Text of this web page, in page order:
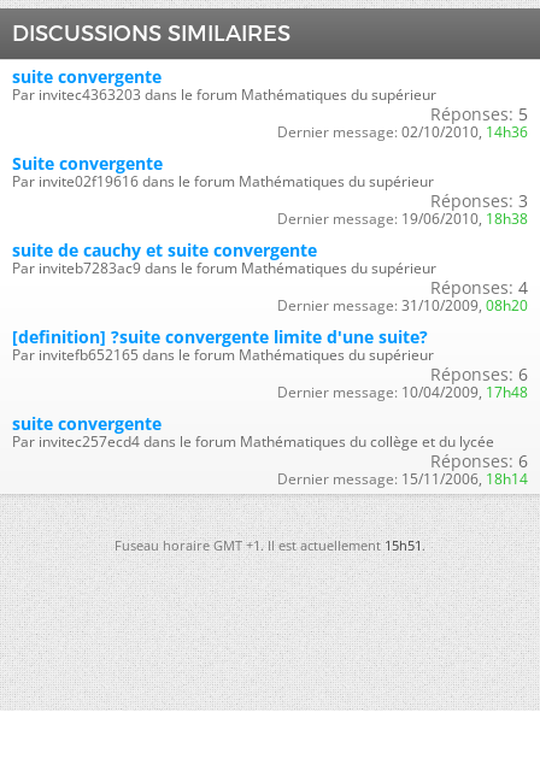
DISCUSSIONS SIMILAIRES
suite convergente
Par invitec4363203 dans le forum Mathématiques du supérieur
Réponses: 5
Dernier message: 02/10/2010, 14h36
Suite convergente
Par invite02f19616 dans le forum Mathématiques du supérieur
Réponses: 3
Dernier message: 19/06/2010, 18h38
suite de cauchy et suite convergente
Par inviteb7283ac9 dans le forum Mathématiques du supérieur
Réponses: 4
Dernier message: 31/10/2009, 08h20
[definition] ?suite convergente limite d'une suite?
Par invitefb652165 dans le forum Mathématiques du supérieur
Réponses: 6
Dernier message: 10/04/2009, 17h48
suite convergente
Par invitec257ecd4 dans le forum Mathématiques du collège et du lycée
Réponses: 6
Dernier message: 15/11/2006, 18h14
Fuseau horaire GMT +1. Il est actuellement15h51.